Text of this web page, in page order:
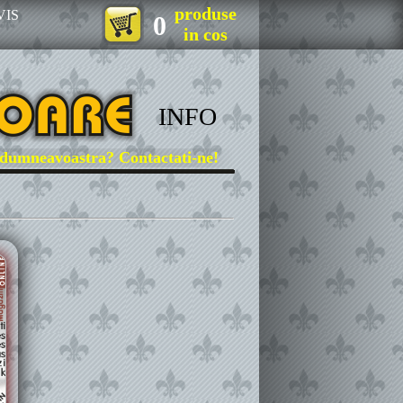
0 produse
in cos
INFO
Contactati-ne!